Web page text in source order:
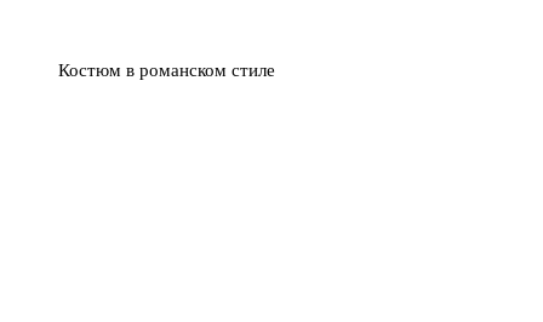
Костюм в романском стиле